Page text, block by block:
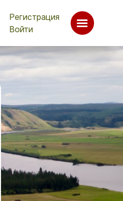
Регистрация
Войти